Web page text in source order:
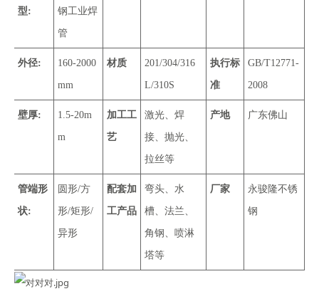
型: 钢工业焊
管
外径: 160-2000
mm
材质 201/304/316
L/310S
执行标
准
GB/T12771-
2008
壁厚: 1.5-20m
m
加工工
艺
激光、焊
接、抛光、
拉丝等
产地 广东佛山
管端形
状:
圆形/方
形/矩形/
异形
配套加
工产品
弯头、水
槽、法兰、
角钢、喷淋
塔等
厂家 永骏隆不锈
钢